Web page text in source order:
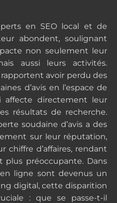
en SEO local et de
abondent, soulignant
non seulement leur
aussi leurs activités.
avoir perdu des
d’avis en l’espace de
affecte directement leur
résultats de recherche.
soudaine d’avis a des
sur leur réputation,
chiffre d’affaires, rendant
plus préoccupante. Dans
ligne sont devenus un
digital, cette disparition
: que se passe-t-il